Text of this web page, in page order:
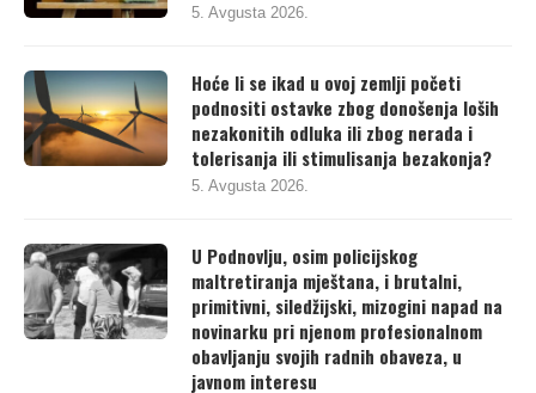
5. Avgusta 2026.
Hoće li se ikad u ovoj zemlji početi
podnositi ostavke zbog donošenja loših
nezakonitih odluka ili zbog nerada i
tolerisanja ili stimulisanja bezakonja?
5. Avgusta 2026.
U Podnovlju, osim policijskog
maltretiranja mještana, i brutalni,
primitivni, siledžijski, mizogini napad na
novinarku pri njenom profesionalnom
obavljanju svojih radnih obaveza, u
javnom interesu